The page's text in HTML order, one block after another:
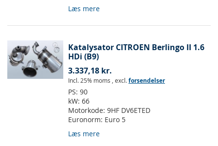
Læs mere
Katalysator CITROEN Berlingo II 1.6
HDi (B9)
3.337,18 kr.
Incl. 25% moms , excl.forsendelser
PS: 90
kW: 66
Motorkode: 9HF DV6ETED
Euronorm: Euro 5
Læs mere